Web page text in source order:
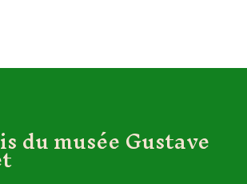
du musée Gustave